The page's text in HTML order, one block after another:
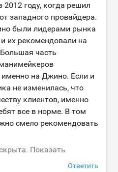
году, когда решил
западного провайдера.
были лидерами рынка
и их рекомендовали на
часть
на Джино. Если и
не изменилась, что
клиентов, именно
все в норме. В том
смело рекомендовать
Показать
Ответить